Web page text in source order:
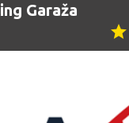
Garaža
star